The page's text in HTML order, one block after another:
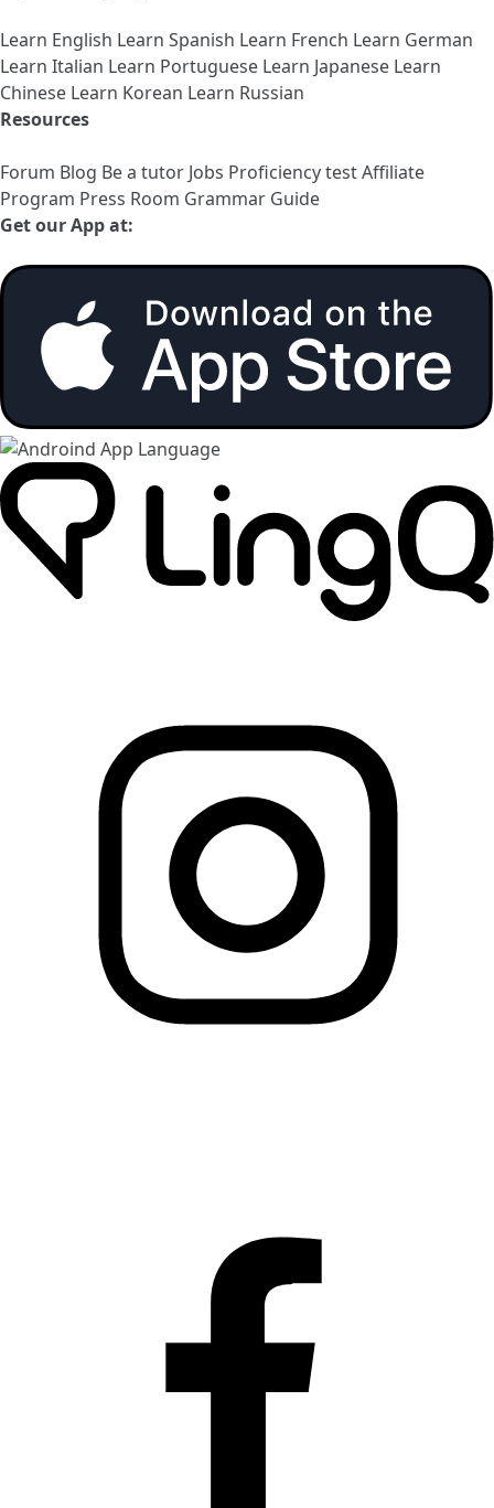
Learn English Learn Spanish Learn French Learn German
Learn Italian Learn Portuguese Learn Japanese Learn
Chinese Learn Korean Learn Russian
Resources
Forum Blog Be a tutor Jobs Proficiency testAffiliate
Program Press Room Grammar Guide
Get our App at: